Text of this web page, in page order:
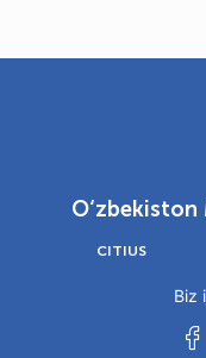
CITIUS
Biz